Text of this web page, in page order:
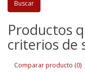
Productos
criterios de
Comparar producto (0)